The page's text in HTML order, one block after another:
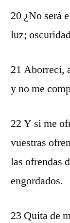
20 ¿No será
luz;
21 Aborrecí,
y no me
22 Y si me
vuestras
las ofrendas
engordados.
23 Quita de